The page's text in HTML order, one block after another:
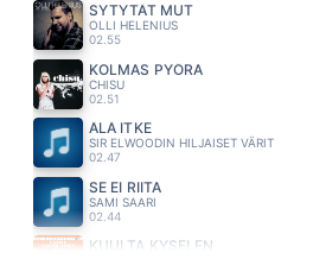
SYTYTÄT MUT
OLLI HELENIUS
02.55
KOLMAS PYÖRA
CHISU
02.51
ÄLÄ ITKE
SIR ELWOODIN HILJAISET VÄRIT
02.47
SE EI RIITA
SAMI SAARI
02.44
KUULTA KYSELEN